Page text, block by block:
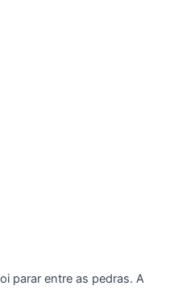
parar entre as pedras. A